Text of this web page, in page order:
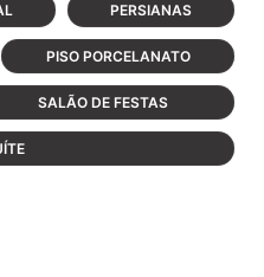
PERSIANAS
PISO PORCELANATO
SALÃO DE FESTAS